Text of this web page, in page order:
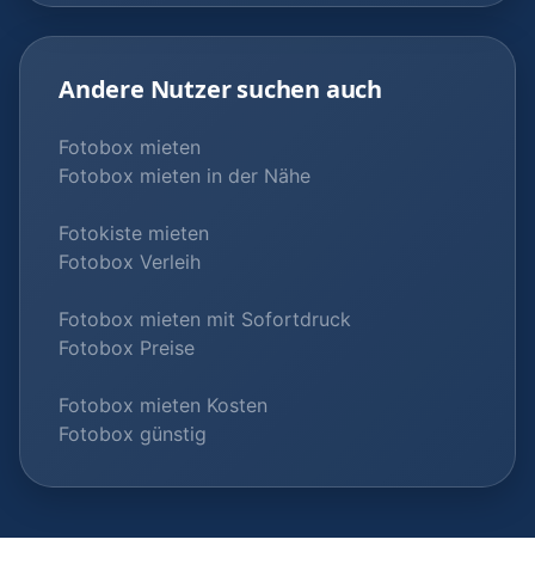
Andere Nutzer suchen auch
Fotobox mieten
Fotobox mieten in der Nähe
Fotokiste mieten
Fotobox Verleih
Fotobox mieten mit Sofortdruck
Fotobox Preise
Fotobox mieten Kosten
Fotobox günstig